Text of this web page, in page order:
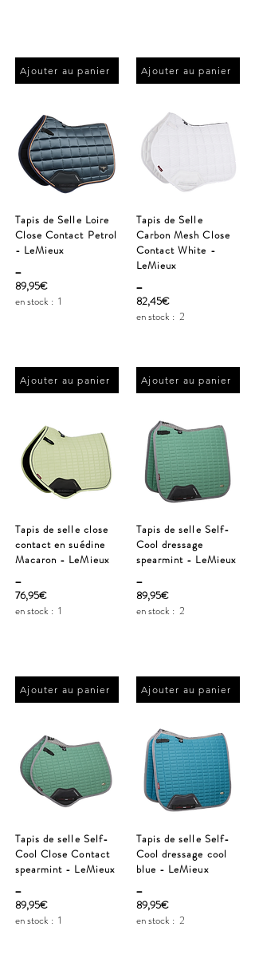
Ajouter au panier
Tapis de Selle Loire
Close Contact Petrol
- LeMieux
_
89,95€
en stock : 1
Ajouter au panier
Tapis de selle close
contact en suédine
Macaron - LeMieux
_
76,95€
en stock : 1
Ajouter au panier
Tapis de selle Self-
Cool Close Contact
spearmint - LeMieux
_
89,95€
en stock : 1
Ajouter au panier
Tapis de Selle
Carbon Mesh Close
Contact White -
LeMieux
_
82,45€
en stock : 2
Ajouter au panier
Tapis de selle Self-
Cool dressage
spearmint - LeMieux
_
89,95€
en stock : 2
Ajouter au panier
Tapis de selle Self-
Cool dressage cool
blue - LeMieux
_
89,95€
en stock : 2